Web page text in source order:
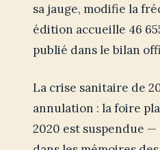
sa jauge, modifie la
édition accueille 46
publié dans le bilan
La crise sanitaire de
annulation : la foire
2020 est suspendue